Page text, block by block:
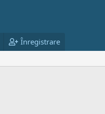
Înregistrare